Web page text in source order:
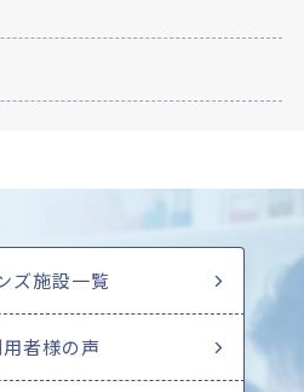
ズ施設一覧
者様の声